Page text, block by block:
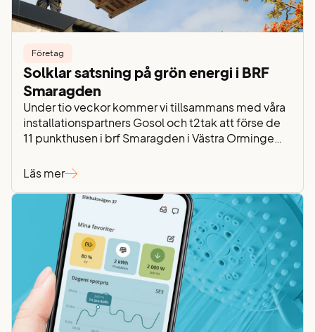
Företag
Solklar satsning på grön energi i BRF
Smaragden
Under tio veckor kommer vi tillsammans med våra
installationspartners Gosol och t2tak att förse de
11 punkthusen i brf Smaragden i Västra Orminge
Yvonne Borg berättar om projektet och deras
fundera på att installera solceller för sju-åtta år
sedan, av både ekonomiska och miljömässiga
Läs mer